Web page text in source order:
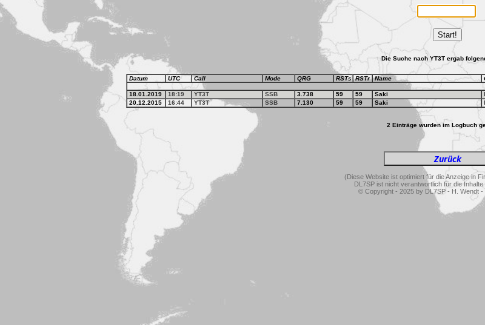
Start!
Die Suche nach YT3T ergab
Datum UTC Call Mode QRG RSTs RSTr Name
18.01.2019 18:19 YT3T SSB 3.738 59 59 Saki
20.12.2015 16:44 YT3T SSB 7.130 59 59 Saki
2 Einträge wurden im Logbuch
(Diese Website ist optimiert für die Anzeige in
DL7SP ist nicht verantwortlich für die Inhalte
© Copyright - 2025 by DL7SP - H. Wendt -